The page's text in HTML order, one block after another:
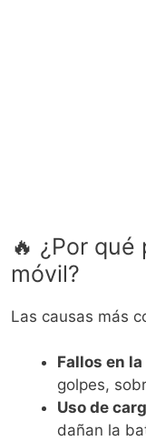
🔥 ¿Por
móvil?
Las causas más
Fallos en
golpes,
Uso de
dañan la